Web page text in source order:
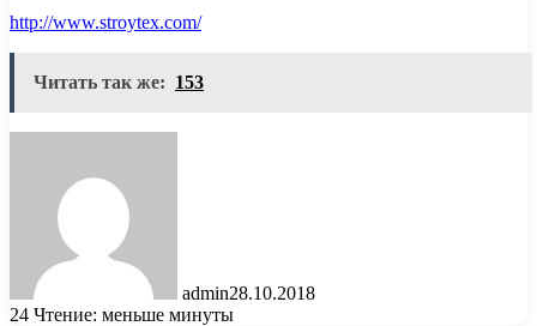
http://www.stroytex.com/
Читать так же: 153
admin28.10.2018
24 Чтение: меньше минуты